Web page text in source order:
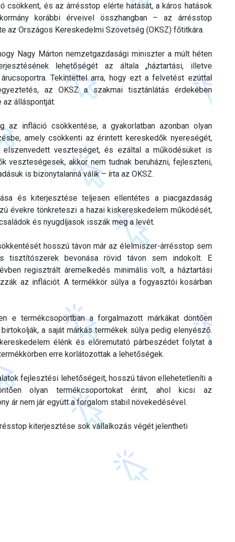
csökkent, és az árrésstop elérte hatását, a káros hatások
korábbi érveivel összhangban – az árrésstop
az Országos Kereskedelmi Szövetség (OKSZ) főtitkára.
Nagy Márton nemzetgazdasági miniszter a múlt héten
lehetőségét az általa „háztartási, illetve
Tekintettel arra, hogy ezt a felvetést ezúttal
az OKSZ a szakmai tisztánlátás érdekében
álláspontját.
az infláció csökkentése, a gyakorlatban azonban olyan
amely csökkenti az érintett kereskedők nyereségét,
veszteséget, és ezáltal a működésüket is
veszteségesek, akkor nem tudnak beruházni, fejleszteni,
is bizonytalanná válik – írta az OKSZ.
és kiterjesztése teljesen ellentétes a piacgazdaság
évekre tönkreteszi a hazai kiskereskedelem működését,
és nyugdíjasok isszák meg a levét.
hosszú távon már az élelmiszer-árrésstop sem
tisztítószerek bevonása rövid távon sem indokolt. E
regisztrált áremelkedés minimális volt, a háztartási
az inflációt. A termékkör súlya a fogyasztói kosárban
e termékcsoportban a forgalmazott márkákat döntően
a saját márkás termékek súlya pedig elenyésző.
élénk és előremutató párbeszédet folytat a
erre korlátozottak a lehetőségek.
fejlesztési lehetőségeit, hosszú távon ellehetetleníti a
olyan termékcsoportokat érint, ahol kicsi az
ár nem jár együtt a forgalom stabil növekedésével.
kiterjesztése sok vállalkozás végét jelentheti